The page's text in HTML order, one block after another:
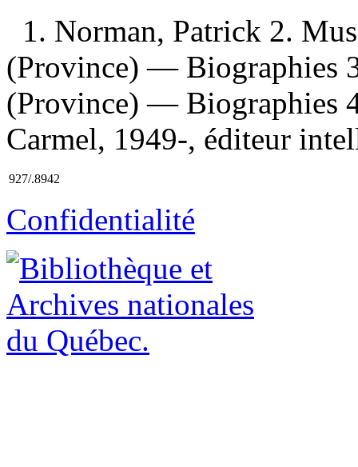
1. Norman, Patrick 2.
(Province) — Biographies
(Province) — Biographies
Carmel, 1949-, éditeur
927/.8942
Confidentialité